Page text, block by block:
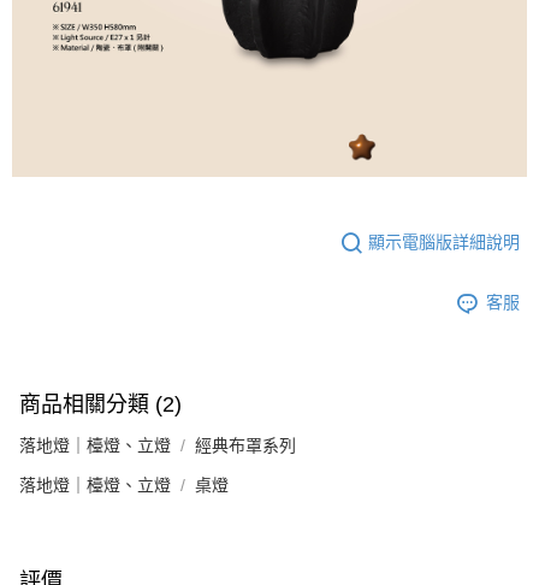
顯示電腦版詳細說明
客服
商品相關分類 (2)
落地燈｜檯燈、立燈 經典布罩系列
落地燈｜檯燈、立燈 桌燈